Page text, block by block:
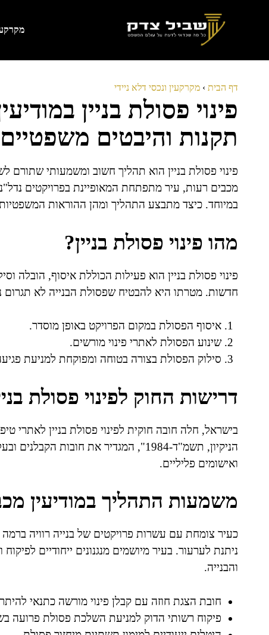
דף הבית › מקרקעין ונכסי דלא ניידי
פינוי פסולת בניין
תקנות והיבטים משפטיים
פינוי פסולת בניין הוא תהליך חשוב ומשמעותי שתורם
מכבים רעות, עיר מתפתחת המאופיינת בפרויקטים
במיוחד. כיצד מתבצע התהליך ומהן ההוראות המשפטיות
מהו פינוי פסולת בניין?
פינוי פסולת בניין הוא פעילות הכוללת איסוף, הובלה
חדשות. מטרתו היא להבטיח שפסולת הבנייה לא תגרום
איסוף הפסולת במקום הפרויקט באופן מוסדר.
שינוע הפסולת לאתרי פינוי מורשים.
סילוק הפסולת בצורה בטוחה ומפוקחת למניעת
דרישות החוק לפינוי פסולת
בישראל, חלה חובה חוקית לפינוי פסולת בניין לאתרי
הניקיון, תשמ"ד-1984", המגדיר את
ואישומים פליליים.
משמעות התהליך במודיעין
כעיר צומחת עם עשרות פרויקטים של בנייה רוויה
ניתנת לערעור. בעיר מיושמים מנגנונים ייחודיים
והבנייה.
חובת הצגת חוזה עם קבלן פינוי מורשה כתנאי
פיקוח רשותי הדוק למניעת השלכת פסולת פרועה